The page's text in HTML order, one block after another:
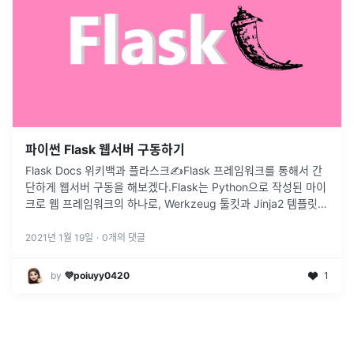
파이썬 Flask 웹서버 구동하기
Flask Docs 위키백과 플라스크✍Flask 프레임워크를 통해서 간
단하게 웹서버 구동을 해보겠다.Flask는 Python으로 작성된 마이
크로 웹 프레임워크의 하나로, Werkzeug 툴킷과 Jinja2 템플릿
2021년 1월 19일 · 0개의 댓글
by 💜poiuyy0420 1